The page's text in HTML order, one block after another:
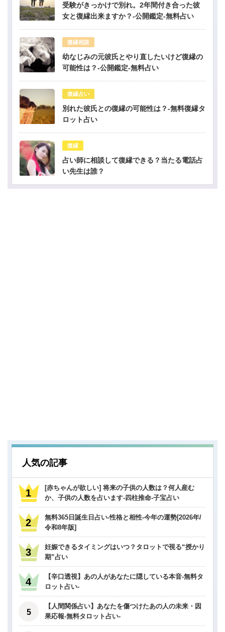
受験がきっかけで別れ。2年間付き合った彼
女と復縁出来ますか？-公開鑑定-無料占い
復縁相談
幼なじみの元彼氏とやり直したいけど復縁の
可能性は？-公開鑑定-無料占い
復縁占い
別れた彼氏との復縁の可能性は？-無料復縁タ
ロット占い
復縁
占い師に相談して復縁できる？当たる電話占
い先生は誰？
人気の記事
[赤ちゃんが欲しい] 将来の子供の人数は？何人産む
か、子供の人数を占います-四柱推命-子宝占い
無料365日誕生日占い-性格と相性-今年の運勢[2026年/
令和8年版]
妊娠できるタイミングはいつ？タロットで視る“授かり
期”占い
【辛口透視】あの人があなたに隠している本音-無料タ
ロット占い-
【人間関係占い】あなたを傷つけたあの人の未来・因
果応報-無料タロット占い-